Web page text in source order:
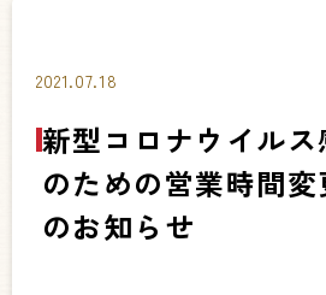
2021.07.18
新型コロナウイル
のための営業時間
のお知らせ